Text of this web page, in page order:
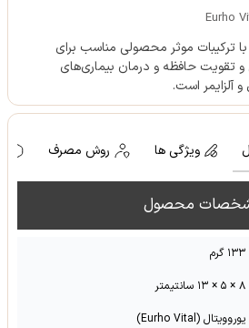
Eurho
ترکیبات موثر محصولی مناسب برای
تقویت حافظه و درمان بیماری‌های
آلزایمر است.
ویژگی ها روش مصرف
محصول
۱۳۳ گرم
۸ × ۵ × ۱۳ سانتیمتر
یوروویتال (Eurho Vital)